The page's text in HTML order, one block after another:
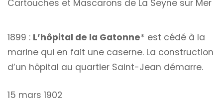
Cartouches et Mascarons de La Seyne sur Mer
1899 : L’hôpital de la Gatonne* est cédé à la
marine qui en fait une caserne. La construction
d’un hôpital au quartier Saint-Jean démarre.
15 mars 1902